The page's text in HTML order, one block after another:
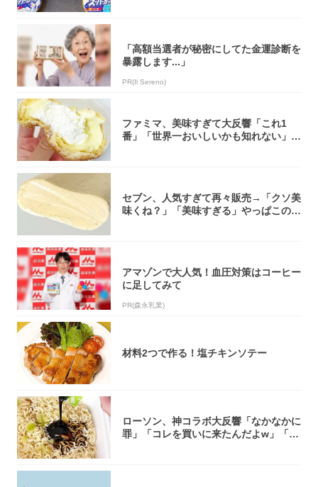
「高額当選者が秘密にしてた金運診断を
暴露します...」
PR(Il Sereno)
ファミマ、美味すぎて大反響「これ1
番」「世界一おいしいかも知れない」
セブン、人気すぎて再々販売→「クソ美
味くね？」「美味すぎる」やっぱこのク
アマゾンで大人気！血圧対策はコーヒー
に足してみて
PR(森永乳業)
材料2つで作る！塩チキンソテー
ローソン、神コラボ大反響「なかなかに
罪」「コレを買いに来たんだよw」「３